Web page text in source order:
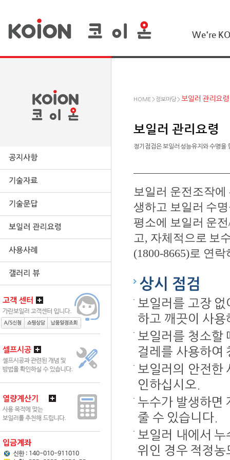
We're
HOME > 정보마당 > 보일러 관리요령
보일러 관리요령
정기점검은 보일러 성능유지와 수명을
보일러 운전조작
생하고 보일러 수
평소에 보일러 운
고, 자체적으로 보
(1800-8665)로 연
상시 점검
보일러를 고장
하고 깨끗이 사
보일러를 청소할
걸레를 사용하여
보일러의 안전한
인하십시오.
누수가 발생하면
줄 수 있습니다.
보일러 내에서
위인 경우 적정